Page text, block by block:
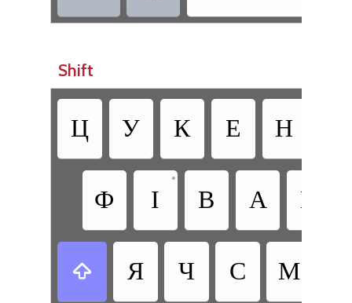
Shift
Ц У К Е Н
Ф І
•
В А П
 Я Ч С М